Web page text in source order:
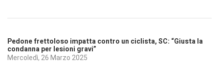
Pedone frettoloso impatta contro un ciclista, SC: “Giusta la
condanna per lesioni gravi”
Mercoledì, 26 Marzo 2025